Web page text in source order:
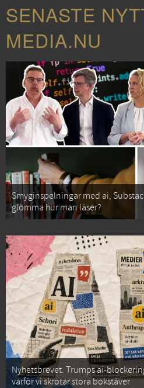
SENASTE
MEDIA.NU
Smyginspelningar med ai,
glömma hur man läser?
Nyhetsbrevet: Trumps ai-
varför vi skrotar stora bokstäver